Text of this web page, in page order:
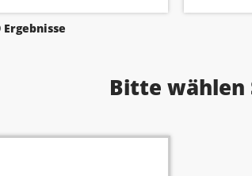
Ergebnisse
Bitte wählen